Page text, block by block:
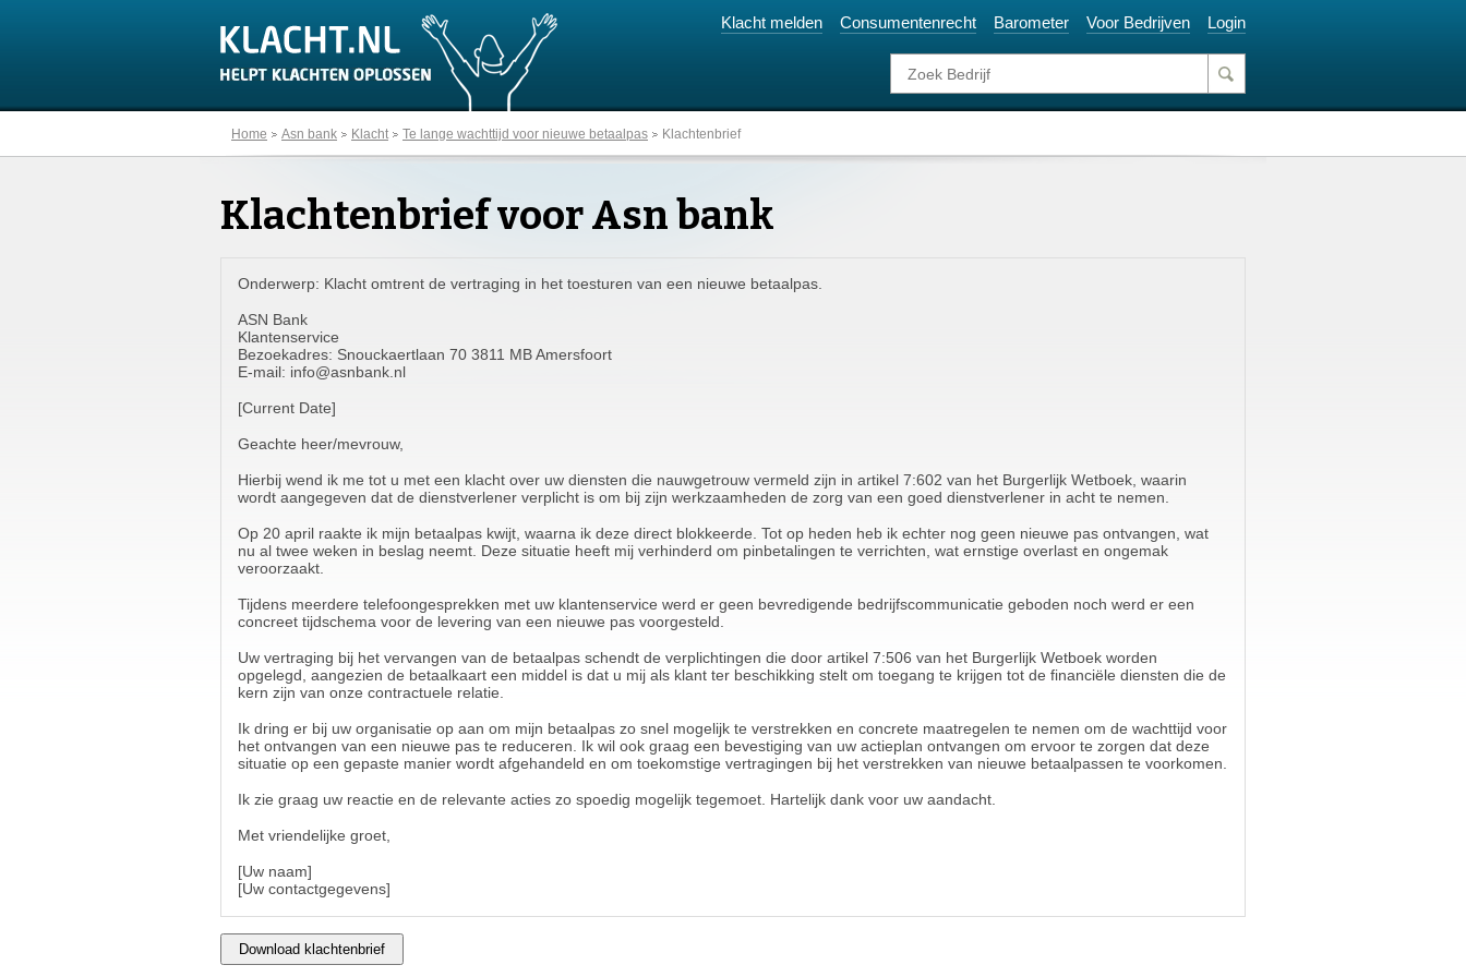
Klacht melden Consumentenrecht Barometer Voor Bedrijven Login
Home Asn bank Klacht Te lange wachttijd voor nieuwe betaalpas Klachtenbrief
Klachtenbrief voor Asn bank
Onderwerp: Klacht omtrent de vertraging in het toesturen van een nieuwe betaalpas.
ASN Bank
Klantenservice
Bezoekadres: Snouckaertlaan 70 3811 MB Amersfoort
E-mail: info@asnbank.nl
[Current Date]
Geachte heer/mevrouw,
Hierbij wend ik me tot u met een klacht over uw diensten die nauwgetrouw vermeld zijn in artikel 7:602 van het Burgerlijk Wetboek, waarin
wordt aangegeven dat de dienstverlener verplicht is om bij zijn werkzaamheden de zorg van een goed dienstverlener in acht te nemen.
Op 20 april raakte ik mijn betaalpas kwijt, waarna ik deze direct blokkeerde. Tot op heden heb ik echter nog geen nieuwe pas ontvangen, wat
nu al twee weken in beslag neemt. Deze situatie heeft mij verhinderd om pinbetalingen te verrichten, wat ernstige overlast en ongemak
veroorzaakt.
Tijdens meerdere telefoongesprekken met uw klantenservice werd er geen bevredigende bedrijfscommunicatie geboden noch werd er een
concreet tijdschema voor de levering van een nieuwe pas voorgesteld.
Uw vertraging bij het vervangen van de betaalpas schendt de verplichtingen die door artikel 7:506 van het Burgerlijk Wetboek worden
opgelegd, aangezien de betaalkaart een middel is dat u mij als klant ter beschikking stelt om toegang te krijgen tot de financiële diensten die de
kern zijn van onze contractuele relatie.
Ik dring er bij uw organisatie op aan om mijn betaalpas zo snel mogelijk te verstrekken en concrete maatregelen te nemen om de wachttijd voor
het ontvangen van een nieuwe pas te reduceren. Ik wil ook graag een bevestiging van uw actieplan ontvangen om ervoor te zorgen dat deze
situatie op een gepaste manier wordt afgehandeld en om toekomstige vertragingen bij het verstrekken van nieuwe betaalpassen te voorkomen.
Ik zie graag uw reactie en de relevante acties zo spoedig mogelijk tegemoet. Hartelijk dank voor uw aandacht.
Met vriendelijke groet,
[Uw naam]
[Uw contactgegevens]
Download klachtenbrief